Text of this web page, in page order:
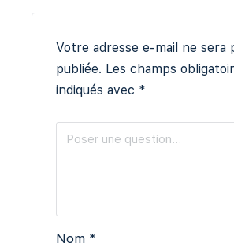
Votre adresse e-mail ne sera
publiée. Les champs
indiqués avec *
Nom *